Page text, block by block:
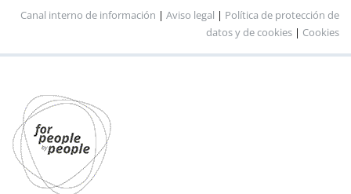
Canal interno de información | Aviso legal | Política de protección de
datos y de cookies | Cookies